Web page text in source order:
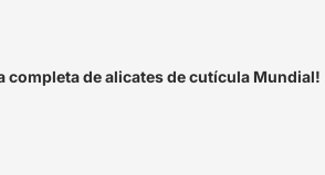
completa de alicates de cutícula Mundial!